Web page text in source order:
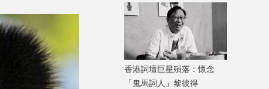
香港詞壇巨星殞落：懷念
「鬼馬詞人」黎彼得